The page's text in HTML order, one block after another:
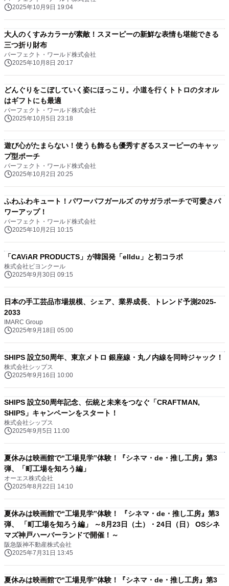
2025年10月9日 19:04
大人のくすみカラーが素敵！スヌーピーの新鮮な表情も堪能できる
三つ折り財布
パーフェクト・ワールド株式会社
2025年10月8日 20:17
どんぐりをこぼしていく姿にほっこり。小道を行くトトロのタオル
はギフトにも最適
パーフェクト・ワールド株式会社
2025年10月5日 23:18
遊び心がたまらない！使うも飾るも優秀すぎるスヌーピーのキャッ
プ型ポーチ
パーフェクト・ワールド株式会社
2025年10月2日 20:25
ふわふわキュート！パワーパフガールズ のサガラポーチで可愛さパ
ワーアップ！
パーフェクト・ワールド株式会社
2025年10月2日 10:15
「CAViAR PRODUCTS」が韓国発「elldu」と初コラボ
株式会社ビヨンクール
2025年9月30日 09:15
日本の手工芸品市場規模、シェア、業界成長、トレンド予測2025-
2033
IMARC Group
2025年9月18日 05:00
SHIPS 設立50周年、東京メトロ 銀座線・丸ノ内線を同時ジャック！
株式会社シップス
2025年9月16日 10:00
SHIPS 設立50周年記念、伝統と未来をつなぐ「CRAFTMAN,
SHIPS」キャンペーンをスタート！
株式会社シップス
2025年9月5日 11:00
夏休みは映画館で“工場見学”体験！『シネマ・de・推し工房』第3
弾、「町工場を知ろう編」
オーエス株式会社
2025年8月22日 14:10
夏休みは映画館で“工場見学”体験！ 『シネマ・de・推し工房』第3
弾、 「町工場を知ろう編」 ～8月23日（土）・24日（日） OSシネ
マズ神戸ハーバーランドで開催！～
阪急阪神不動産株式会社
2025年7月31日 13:45
夏休みは映画館で“工場見学”体験！『シネマ・de・推し工房』第3